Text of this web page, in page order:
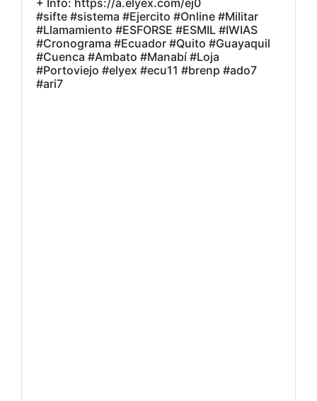
+ Info: https://a.elyex.com/ej0
#sifte #sistema #Ejercito #Online #Militar
#Llamamiento #ESFORSE #ESMIL #IWIAS
#Cronograma #Ecuador #Quito #Guayaquil
#Cuenca #Ambato #Manabí #Loja
#Portoviejo #elyex #ecu11 #brenp #ado7
#ari7